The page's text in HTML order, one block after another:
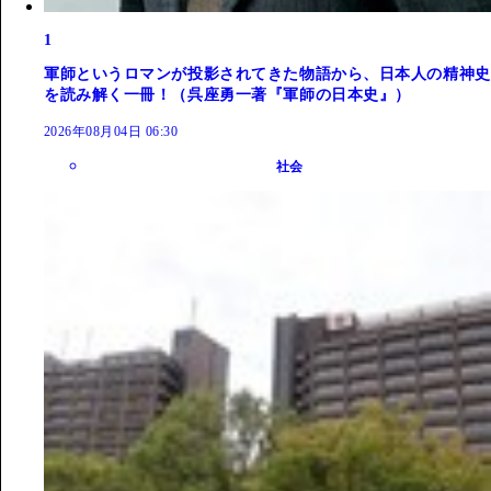
1
軍師というロマンが投影されてきた物語から、日本人の精神史
を読み解く一冊！（呉座勇一著『軍師の日本史』）
2026年08月04日 06:30
社会